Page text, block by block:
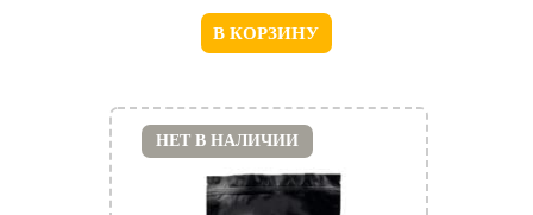
В КОРЗИНУ
НЕТ В НАЛИЧИИ